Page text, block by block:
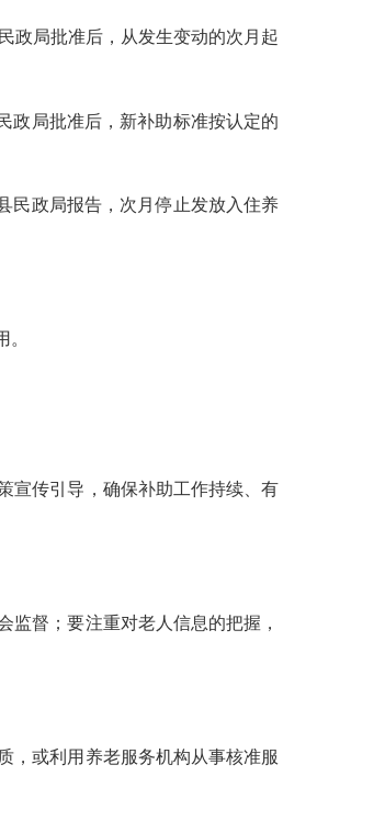
政局批准后，从发生变动的次月起
政局批准后，新补助标准按认定的
民政局报告，次月停止发放入住养
宣传引导，确保补助工作持续、有
督；要注重对老人信息的把握，
，或利用养老服务机构从事核准服